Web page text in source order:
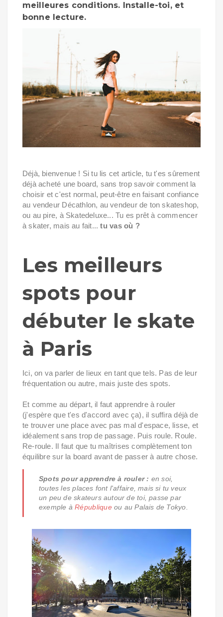
meilleures conditions. Installe-toi, et
bonne lecture.
Déjà, bienvenue ! Si tu lis cet article, tu t'es sûrement
déjà acheté une board, sans trop savoir comment la
choisir et c'est normal, peut-être en faisant confiance
au vendeur Décathlon, au vendeur de ton skateshop,
ou au pire, à Skatedeluxe... Tu es prêt à commencer
à skater, mais au fait... tu vas où ?
Les meilleurs
spots pour
débuter le skate
à Paris
Ici, on va parler de lieux en tant que tels. Pas de leur
fréquentation ou autre, mais juste des spots.
Et comme au départ, il faut apprendre à rouler
(j'espère que t'es d'accord avec ça), il suffira déjà de
te trouver une place avec pas mal d'espace, lisse, et
idéalement sans trop de passage. Puis roule. Roule.
Re-roule. Il faut que tu maîtrises complètement ton
équilibre sur la board avant de passer à autre chose.
Spots pour apprendre à rouler : en soi,
toutes les places font l'affaire, mais si tu veux
un peu de skateurs autour de toi, passe par
exemple àRépubliqueou au Palais de Tokyo.